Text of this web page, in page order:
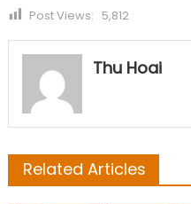
Post Views: 5,812
Thu Hoai
Related Articles